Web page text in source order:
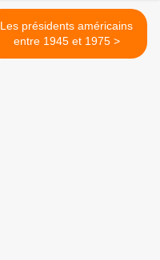
Les présidents américains
entre 1945 et 1975 >